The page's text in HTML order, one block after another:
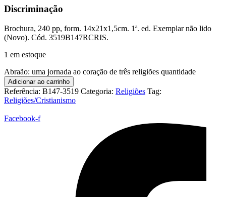
Discriminação
Brochura, 240 pp, form. 14x21x1,5cm. 1ª. ed. Exemplar não lido
(Novo). Cód. 3519B147RCRIS.
1 em estoque
Abraão: uma jornada ao coração de três religiões quantidade
Adicionar ao carrinho
Referência: B147-3519 Categoria: Religiões Tag:
Religiões/Cristianismo
Facebook-f